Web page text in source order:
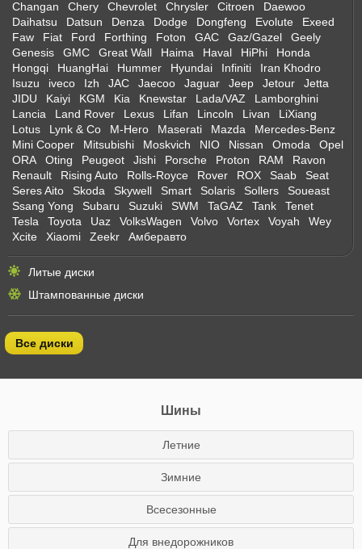
Changan Chery Chevrolet Chrysler Citroen
Daewoo
Daihatsu
Datsun Denza Dodge Dongfeng Evolute
Exeed
Faw
Fiat Ford Forthing Foton GAC Gaz/Gazel
Geely
Genesis
GMC Great Wall Haima Haval HiPhi
Honda
Hongqi
HuangHai Hummer Hyundai Infiniti
Iran Khodro
Isuzu
iveco Izh JAC Jaecoo Jaguar Jeep Jetour
Jetta
JIDU
Kaiyi KGM Kia Knewstar Lada/VAZ
Lamborghini
Lancia
Land Rover Lexus Lifan Lincoln Livan
LiXiang
Lotus
Lynk & Co M-Hero Maserati Mazda
Mercedes-Benz
Mini Cooper
Mitsubishi Moskvich NIO Nissan Omoda
Opel
ORA
Oting Peugeot Jishi Porsche Proton RAM
Ravon
Renault
Rising Auto Rolls-Royce Rover ROX Saab
Seat
Seres Aito
Skoda Skywell Smart Solaris Sollers
Soueast
Ssang Yong
Subaru Suzuki SWM TaGAZ Tank
Tenet
Tesla
Toyota Uaz VolksWagen Volvo Vortex Voyah
Wey
Xcite
Xiaomi Zeekr Амберавто
Литые диски
Штампованные диски
Все диски
Шины
Летние
Зимние
Всесезонные
Для внедорожников